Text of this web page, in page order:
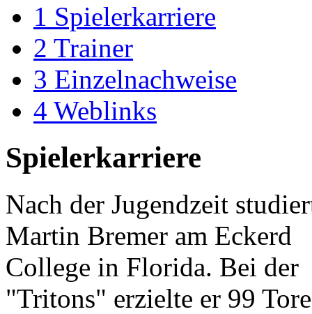
1 Spielerkarriere
2 Trainer
3 Einzelnachweise
4 Weblinks
Spielerkarriere
Nach der Jugendzeit
Martin Bremer am Eckerd
College in Florida. Bei der
"Tritons" erzielte er 99 Tore